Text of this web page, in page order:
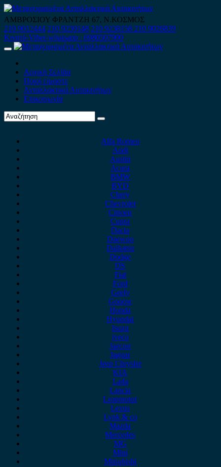
Skip
to
content
ΑΜΒΡΟΣΙΟΥ ΦΡΑΝΤΖΗ 67, Ν.ΚΟΣΜΟΣ
210 9012444 210 9239148 210 9238158 210 9026839
Κινητό-Viber-whatsapp : 6980507900
Primary
Αρχική Σελίδα
Ποιοί είμαστε
Ανταλλακτικά Αυτοκινήτων
Επικοινωνία
Alfa Romeo
Audi
Austin
Acura
BMW
BYD
Chery
Chevrolet
Citroen
Cupra
Dacia
Daewoo
Daihatsu
Dodge
DS
Fiat
Ford
Geely
Gonow
Honda
Hyundai
Isuzu
iveco
Jaecoo
Jaguar
Jeep Chrysler
KIA
Lada
Lancia
Leapmotor
Lexus
Lynk & co
Mazda
Mercedes
MG
Mini
Mitsubishi